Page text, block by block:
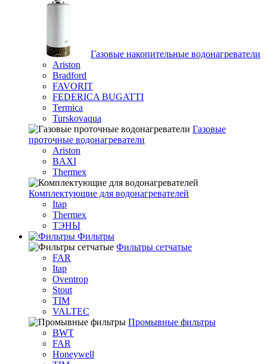
Газовые накопительные водонагреватели
Ariston
Bradford
FAVORIT
FEDERICA BUGATTI
Termica
Turskovaqua
Газовые
проточные водонагреватели
Ariston
BAXI
Thermex
Комплектующие для водонагревателей
Itap
Thermex
ТЭНЫ
Фильтры
Фильтры сетчатые
FAR
Itap
Oventrop
Stout
TIM
VALTEC
Промывные фильтры
BWT
FAR
Honeywell